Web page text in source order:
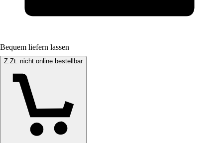
Bequem liefern lassen
Z.Zt. nicht online bestellbar